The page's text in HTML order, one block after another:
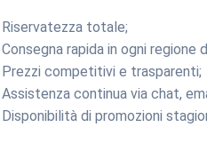
Riservatezza totale;
Consegna rapida in ogni regione
Prezzi competitivi e trasparenti;
Assistenza continua via chat,
Disponibilità di promozioni